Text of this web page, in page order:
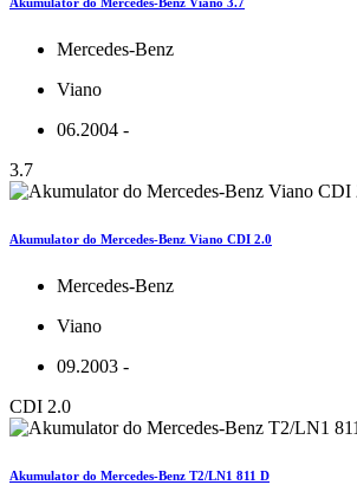
Mercedes-Benz
Viano
06.2004 -
3.7
Akumulator do Mercedes-Benz Viano CDI 2.0
Mercedes-Benz
Viano
09.2003 -
CDI 2.0
Akumulator do Mercedes-Benz T2/LN1 811 D